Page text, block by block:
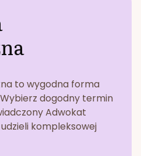
to wygodna forma
dogodny termin
Adwokat
kompleksowej